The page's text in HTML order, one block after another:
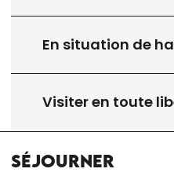
En situation de
Visiter en toute
Séjourner